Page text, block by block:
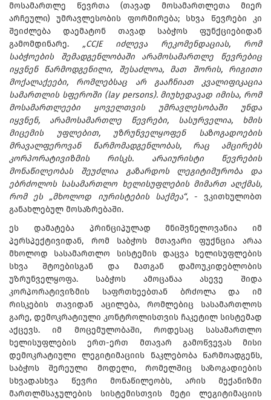
მოსამართლე წევრთა (თავად მოსამართლეთა მიერ
არჩეული) უმრავლესობის ფორმირება; სხვა წევრები კი
შეიძლება დაემატონ თავად საბჭოს ფუნქციებიდან
გამომდინარე. „CCJE იძლევა რეკომენდაციას, რომ
საბჭოების შემადგენლობაში არამოსამართლე წევრებიც
იყვნენ წარმოდგენილი, შესაძლოა, მათ შორის, რიგითი
მოქალაქეები, რომლებსაც არ გააჩნიათ კვალიფიკაცია
სამართლის სფეროში (lay persons). მიუხედავად იმისა, რომ
მოსამართლეები ყოველთვის უმრავლესობაში უნდა
იყვნენ, არამოსამართლე წევრები, სასურველია, ხმის
მიცემის უფლებით, უზრუნველყოფენ საზოგადოების
მრავალფეროვან წარმომადგენლობას, რაც ამცირებს
კორპორატივიზმის რისკს. არაიურისტი წევრების
მონაწილეობას შეუძლია გაზარდოს ლეგიტიმურობა და
ებრძოლოს სასამართლო ხელისუფლების მიმართ აღქმას,
რომ ეს „მხოლოდ იურისტების საქმეა“, - ვკითხულობთ
განახლებულ მოსაზრებაში.
ეს დამატება პრინციპულად მნიშვნელოვანია იმ
პერსპექტივიდან, რომ საბჭოს მთავარი ფუქნცია არაა
მხოლოდ სასამართლო სისტემის დაცვა ხელისუფლების
სხვა შტოებისგან და მათგან დამოუკიდებლობის
უზრუნველყოფა. საბჭოს ამოცანაა ასევე შიდა
კორპორატივიზმის საფრთხეებთან ბრძოლა და იმ
რისკების თავიდან აცილება, რომლებიც სასამართლოს
გარე, დემოკრატიული კონტროლისთვის ჩაკეტილ სისტემად
აქცევს. იმ მოცემულობაში, როდესაც სასამართლო
ხელისუფლების ერთ-ერთ მთავარ გამოწვევას მისი
დემოკრატიული ლეგიტიმაციის ნაკლებობა წარმოადგენს,
საბჭოს შერეული მოდელი, რომელშიც საზოგადიების
სხვადასხვა წევრი მონაწილეობს, არის მექანიზმი
მართლმსაჯულების სისტემისთვის მეტი ლეგიტიმაციის